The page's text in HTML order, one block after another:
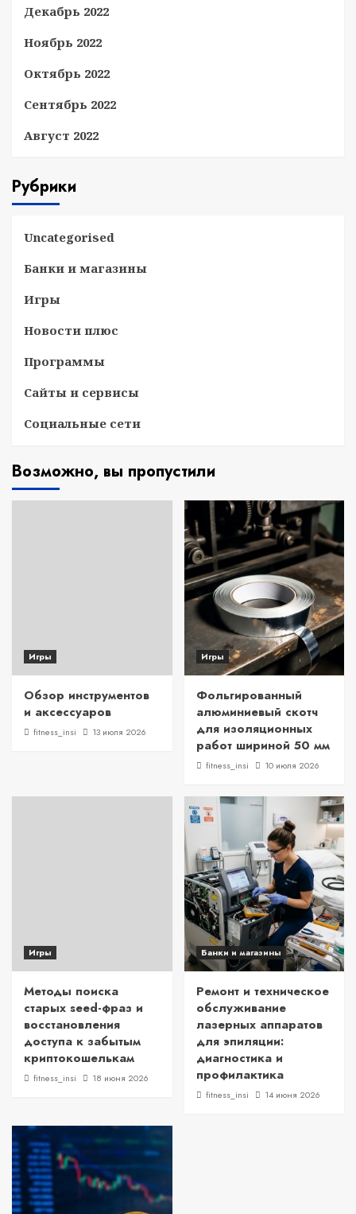
Декабрь 2022
Ноябрь 2022
Октябрь 2022
Сентябрь 2022
Август 2022
Рубрики
Uncategorised
Банки и магазины
Игры
Новости плюс
Программы
Сайты и сервисы
Социальные сети
Возможно, вы пропустили
Игры
Обзор инструментов
и аксессуаров
fitness_insi 13 июля 2026
Игры
Фольгированный
алюминиевый скотч
для изоляционных
работ шириной 50 мм
fitness_insi 10 июля 2026
Игры
Методы поиска
старых seed-фраз и
восстановления
доступа к забытым
криптокошелькам
fitness_insi 18 июня 2026
Банки и магазины
Ремонт и техническое
обслуживание
лазерных аппаратов
для эпиляции:
диагностика и
профилактика
fitness_insi 14 июня 2026